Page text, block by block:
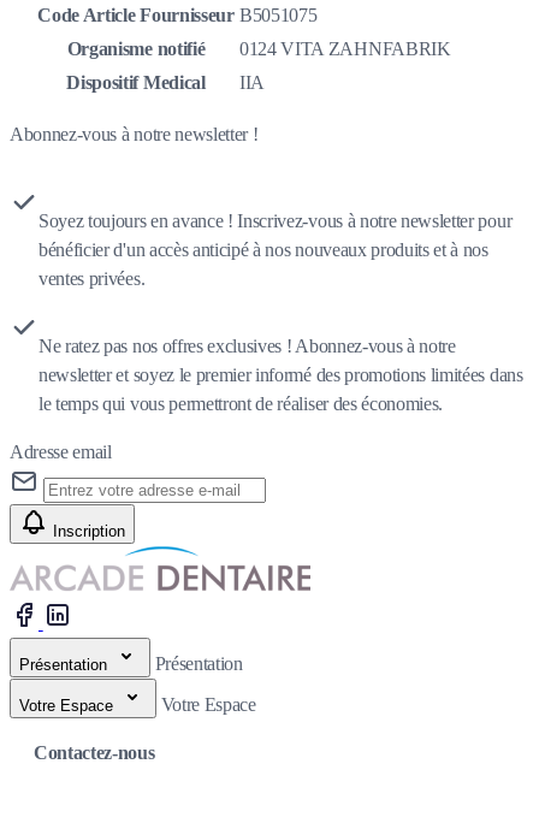
Code Article Fournisseur B5051075
Organisme notifié
0124 VITA ZAHNFABRIK
Dispositif Medical
IIA
Abonnez-vous à notre newsletter !
Soyez toujours en avance ! Inscrivez-vous à notre newsletter pour
bénéficier d'un accès anticipé à nos nouveaux produits et à nos
ventes privées.
Ne ratez pas nos offres exclusives ! Abonnez-vous à notre
newsletter et soyez le premier informé des promotions limitées dans
le temps qui vous permettront de réaliser des économies.
Adresse email
Inscription
Présentation Présentation
Votre Espace Votre Espace
Contactez-nous